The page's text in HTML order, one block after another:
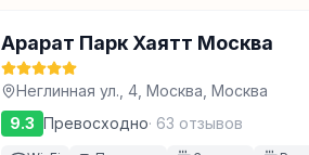
Арарат Парк Хаятт Москва
Неглинная ул., 4, Москва, Москва
9.3 Превосходно· 63 отзывов